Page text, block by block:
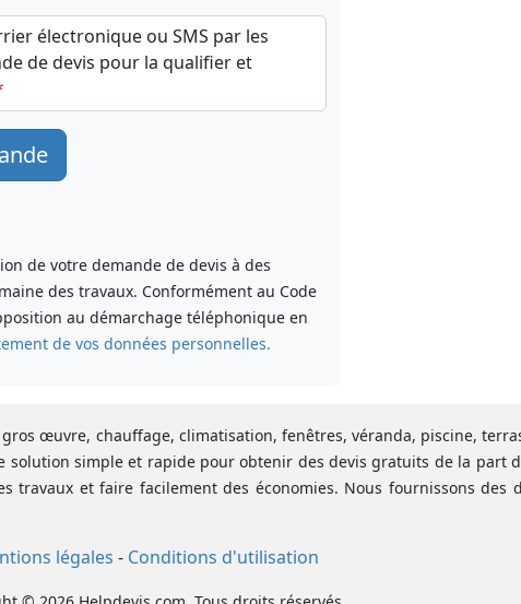
électronique ou SMS par les
de devis pour la qualifier et
demande
de votre demande de devis à des
des travaux. Conformément au Code
au démarchage téléphonique en
de vos données personnelles.
œuvre, chauffage, climatisation, fenêtres, véranda, piscine,
simple et rapide pour obtenir des devis gratuits de la part
travaux et faire facilement des économies. Nous fournissons des
légales - Conditions d'utilisation